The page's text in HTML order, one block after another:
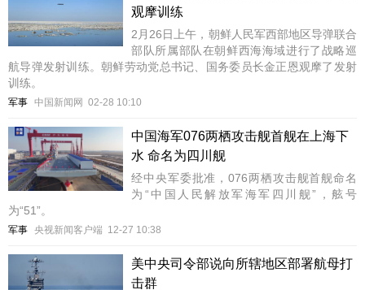
观摩训练
2月26日上午，朝鲜人民军西部地区导弹联合
部队所属部队在朝鲜西海海域进行了战略巡
航导弹发射训练。朝鲜劳动党总书记、国务委员长金正恩观摩了发射
训练。
军事 中国新闻网 02-28 10:10
中国海军076两栖攻击舰首舰在上海下
水 命名为四川舰
经中央军委批准，076两栖攻击舰首舰命名
为“中国人民解放军海军四川舰”，舷号
为“51”。
军事 央视新闻客户端 12-27 10:38
美中央司令部说向所辖地区部署航母打
击群